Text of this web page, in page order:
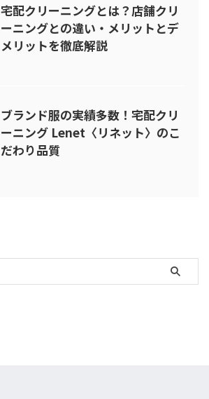
宅配クリーニングとは？店舗クリ
ーニングとの違い・メリットとデ
メリットを徹底解説
ブランド服の実績多数！宅配クリ
ーニング Lenet〈リネット〉のこ
だわり品質